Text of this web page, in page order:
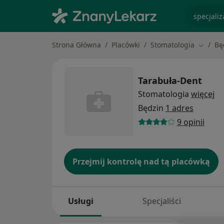
Strona Główna Placówki Stomatologia Zmień
Tarabuła-Dent
Stomatologia więcej
Będzin 1 adres
9 opinii
Przejmij kontrolę nad tą placówką
Usługi Specjaliści